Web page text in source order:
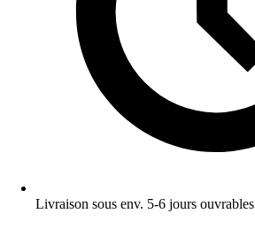
Livraison sous env. 5-6 jours ouvrables